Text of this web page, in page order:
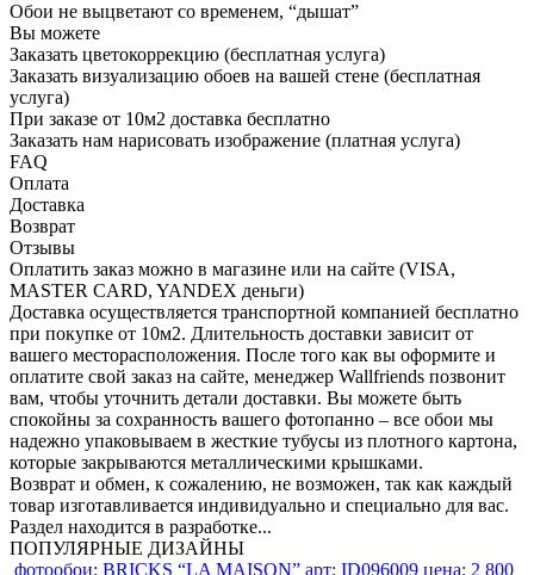
Обои не выцветают со временем, “дышат”
Вы можете
Заказать цветокоррекцию (бесплатная услуга)
Заказать визуализацию обоев на вашей стене (бесплатная
услуга)
При заказе от 10м2 доставка бесплатно
Заказать нам нарисовать изображение (платная услуга)
FAQ
Оплата
Доставка
Возврат
Отзывы
Оплатить заказ можно в магазине или на сайте (VISA,
MASTER CARD, YANDEX деньги)
Доставка осуществляется транспортной компанией бесплатно
при покупке от 10м2. Длительность доставки зависит от
вашего месторасположения. После того как вы оформите и
оплатите свой заказ на сайте, менеджер Wallfriends позвонит
вам, чтобы уточнить детали доставки. Вы можете быть
спокойны за сохранность вашего фотопанно – все обои мы
надежно упаковываем в жесткие тубусы из плотного картона,
которые закрываются металлическими крышками.
Возврат и обмен, к сожалению, не возможен, так как каждый
товар изготавливается индивидуально и специально для вас.
Раздел находится в разработке...
ПОПУЛЯРНЫЕ ДИЗАЙНЫ
фотообои: BRICKS “LA MAISON” арт: ID096009 цена: 2 800